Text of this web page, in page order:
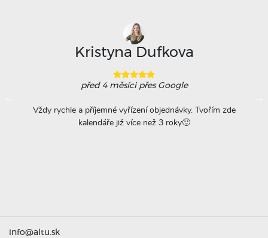
Kristyna Dufkova
před 4 měsícipřes Google
Vždy rychle a příjemné vyřízení objednávky. Tvořím zde
kalendáře již více než 3 roky🙂
info@altu.sk